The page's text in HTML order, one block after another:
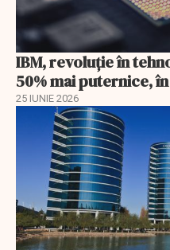
IBM, revoluţie în
50% mai puternice,
25 IUNIE 2026